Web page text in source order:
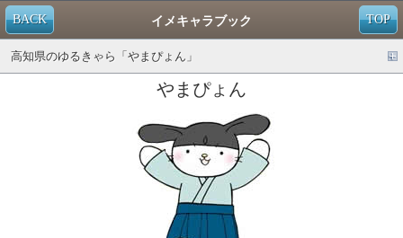
TOP
BACK イメキャラブック
高知県のゆるきゃら「やまぴょん」
やまぴょん